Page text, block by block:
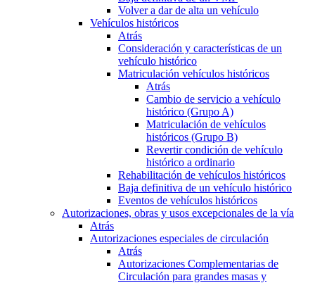
Volver a dar de alta un vehículo
Vehículos históricos
Atrás
Consideración y características de un
vehículo histórico
Matriculación vehículos históricos
Atrás
Cambio de servicio a vehículo
histórico (Grupo A)
Matriculación de vehículos
históricos (Grupo B)
Revertir condición de vehículo
histórico a ordinario
Rehabilitación de vehículos históricos
Baja definitiva de un vehículo histórico
Eventos de vehículos históricos
Autorizaciones, obras y usos excepcionales de la vía
Atrás
Autorizaciones especiales de circulación
Atrás
Autorizaciones Complementarias de
Circulación para grandes masas y